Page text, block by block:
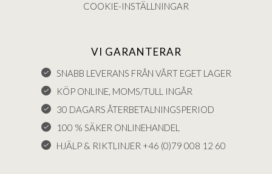
COOKIE-INSTÄLLNINGAR
VI GARANTERAR
SNABB LEVERANS FRÅN VÅRT EGET LAGER
KÖP ONLINE, MOMS/TULL INGÅR
30 DAGARS ÅTERBETALNINGSPERIOD
100 % SÄKER ONLINEHANDEL
HJÄLP & RIKTLINJER +46 (0)79 008 12 60